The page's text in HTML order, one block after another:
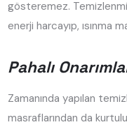
gösteremez.
enerji harcayıp, ısınma
Pahalı
Zamanında yapılan
masraflarından da